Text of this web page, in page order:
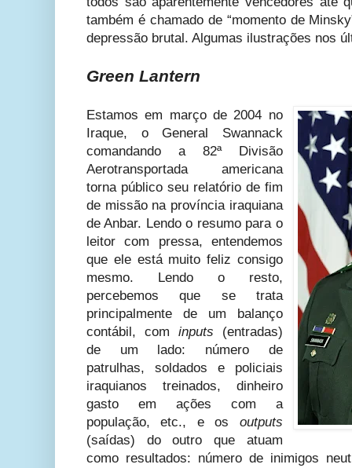
também é chamado de “momento de
depressão brutal. Algumas ilustrações nos
Green Lantern
Estamos em março de 2004 no
Iraque, o General Swannack
comandando a 82ª Divisão
Aerotransportada americana
torna público seu relatório de fim
de missão na província iraquiana
de Anbar. Lendo o resumo para o
leitor com pressa, entendemos
que ele está muito feliz consigo
mesmo. Lendo o resto,
percebemos que se trata
principalmente de um balanço
contábil, com inputs (entradas)
de um lado: número de
patrulhas, soldados e policiais
iraquianos treinados, dinheiro
gasto em ações com a
população, etc., e os outputs
(saídas) do outro que atuam
como resultados: número de inimigos